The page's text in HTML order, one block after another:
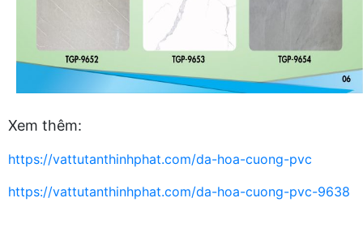
Xem thêm:
https://vattutanthinhphat.com/da-hoa-cuong-pvc
https://vattutanthinhphat.com/da-hoa-cuong-pvc-9638